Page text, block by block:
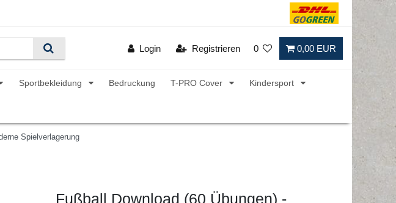
Login Registrieren 0 0,00 EUR
Sportbekleidung Bedruckung T-PRO Cover Kindersport
Spielverlagerung
Fußball Download (60 Übungen) -